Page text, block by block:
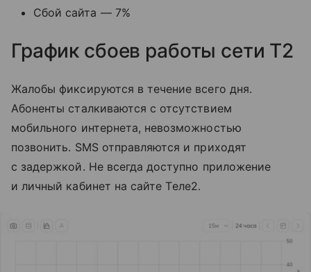
Сбой сайта — 7%
График сбоев работы сети T2
Жалобы фиксируются в течение всего дня.
Абоненты сталкиваются с отсутствием
мобильного интернета, невозможностью
позвонить. SMS отправляются и приходят
с задержкой. Не всегда доступно приложение
и личный кабинет на сайте Tеле2.